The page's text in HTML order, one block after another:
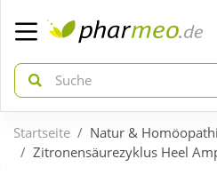
zurück
zurück
Startseite Natur &
Zitronensäurezyklus Heel